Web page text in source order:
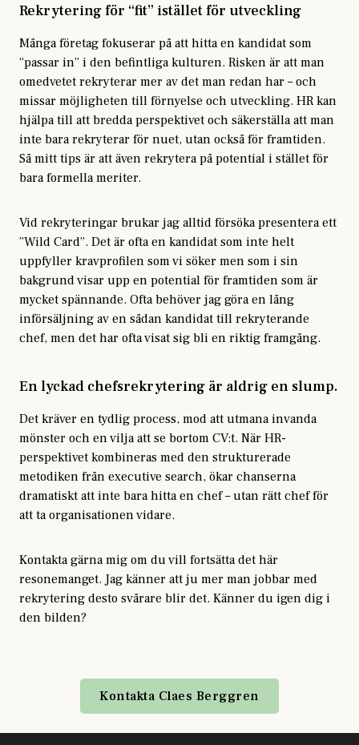
Rekrytering för “fit” istället för utveckling
Många företag fokuserar på att hitta en kandidat som
“passar in” i den befintliga kulturen. Risken är att man
omedvetet rekryterar mer av det man redan har – och
missar möjligheten till förnyelse och utveckling. HR kan
hjälpa till att bredda perspektivet och säkerställa att man
inte bara rekryterar för nuet, utan också för framtiden.
Så mitt tips är att även rekrytera på potential i stället för
bara formella meriter.
Vid rekryteringar brukar jag alltid försöka presentera ett
”Wild Card”. Det är ofta en kandidat som inte helt
uppfyller kravprofilen som vi söker men som i sin
bakgrund visar upp en potential för framtiden som är
mycket spännande. Ofta behöver jag göra en lång
införsäljning av en sådan kandidat till rekryterande
chef, men det har ofta visat sig bli en riktig framgång.
En lyckad chefsrekrytering är aldrig en slump.
Det kräver en tydlig process, mod att utmana invanda
mönster och en vilja att se bortom CV:t. När HR-
perspektivet kombineras med den strukturerade
metodiken från executive search, ökar chanserna
dramatiskt att inte bara hitta en chef – utan rätt chef för
att ta organisationen vidare.
Kontakta gärna mig om du vill fortsätta det här
resonemanget. Jag känner att ju mer man jobbar med
rekrytering desto svårare blir det. Känner du igen dig i
den bilden?
Kontakta Claes Berggren